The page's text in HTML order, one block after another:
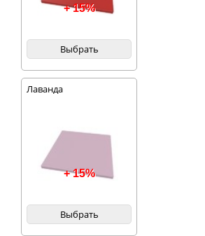
+ 15%
Выбрать
Лаванда
+ 15%
Выбрать